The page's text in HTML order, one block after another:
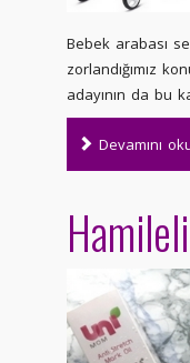
Bebek arabası
zorlandığımız
adayının da bu
Devamını